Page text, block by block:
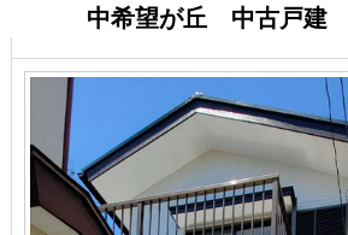
中希望が丘 中古戸建